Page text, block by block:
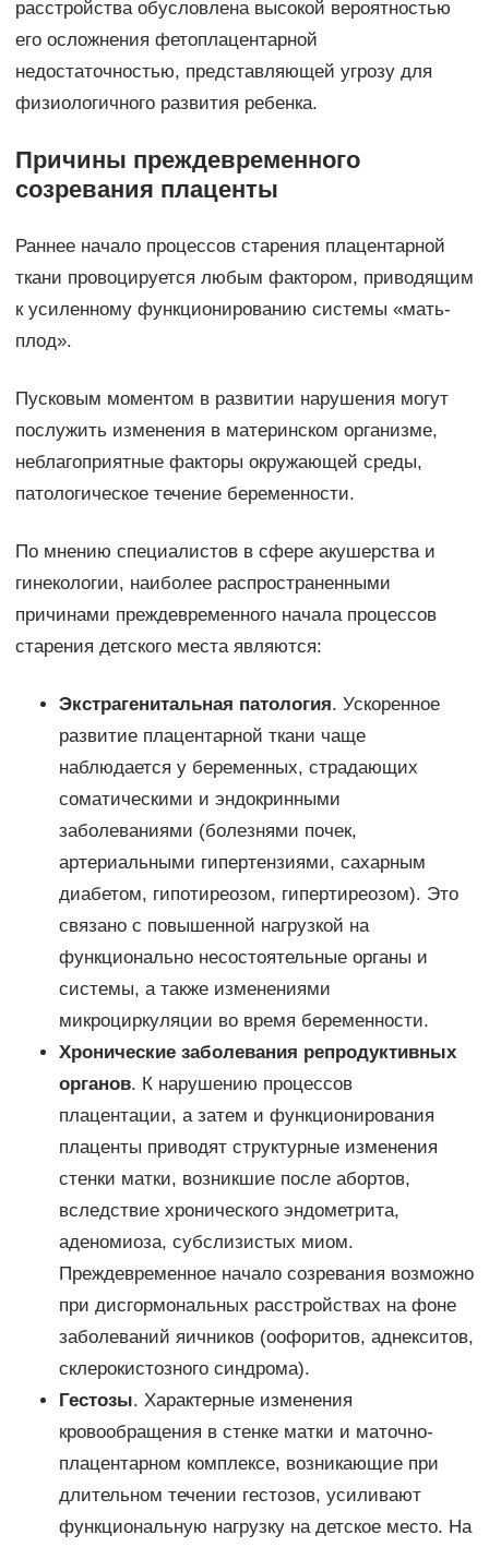
расстройства обусловлена высокой вероятностью
его осложнения фетоплацентарной
недостаточностью, представляющей угрозу для
физиологичного развития ребенка.
Причины преждевременного
созревания плаценты
Раннее начало процессов старения плацентарной
ткани провоцируется любым фактором, приводящим
к усиленному функционированию системы «мать-
плод».
Пусковым моментом в развитии нарушения могут
послужить изменения в материнском организме,
неблагоприятные факторы окружающей среды,
патологическое течение беременности.
По мнению специалистов в сфере акушерства и
гинекологии, наиболее распространенными
причинами преждевременного начала процессов
старения детского места являются:
Экстрагенитальная патология. Ускоренное
развитие плацентарной ткани чаще
наблюдается у беременных, страдающих
соматическими и эндокринными
заболеваниями (болезнями почек,
артериальными гипертензиями, сахарным
диабетом, гипотиреозом, гипертиреозом). Это
связано с повышенной нагрузкой на
функционально несостоятельные органы и
системы, а также изменениями
микроциркуляции во время беременности.
Хронические заболевания репродуктивных
органов. К нарушению процессов
плацентации, а затем и функционирования
плаценты приводят структурные изменения
стенки матки, возникшие после абортов,
вследствие хронического эндометрита,
аденомиоза, субслизистых миом.
Преждевременное начало созревания возможно
при дисгормональных расстройствах на фоне
заболеваний яичников (оофоритов, аднекситов,
склерокистозного синдрома).
Гестозы. Характерные изменения
кровообращения в стенке матки и маточно-
плацентарном комплексе, возникающие при
длительном течении гестозов, усиливают
функциональную нагрузку на детское место. На